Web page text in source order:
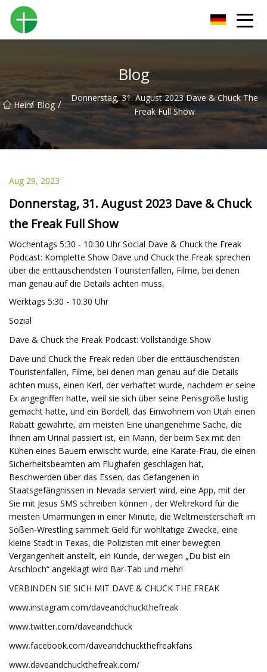
Blog
Heim
/ Blog /
Donnerstag, 31. August 2023 Dave & Chuck The
Freak Full Show
Aug 29, 2023
Donnerstag, 31. August 2023 Dave & Chuck
the Freak Full Show
Wochentags 5:30 - 10:30 Uhr Social Dave & Chuck the Freak
Podcast: Komplette Show Dave und Chuck the Freak sprechen
über die enttäuschendsten Touristenfallen, Filme, bei denen
man genau auf die Details achten muss,
Werktags 5:30 - 10:30 Uhr
Sozial
Dave & Chuck the Freak Podcast: Vollständige Show
Dave und Chuck the Freak reden über die enttäuschendsten
Touristenfallen, Filme, bei denen man genau auf die Details
achten muss, einen Kerl, der verhaftet wurde, nachdem er seine
Ex angegriffen hatte, weil sie sich über seine Penisgröße lustig
gemacht hatte, und ein Bordell, das Einwohnern von Utah einen
Rabatt gewährte, am meisten Eine unangenehme Sache, die
Ihnen am Urinal passiert ist, ein Mann, der beim Sex mit den
Kühen eines Bauern erwischt wurde, eine Karate-Frau, die einen
Sicherheitsbeamten am Flughafen geschlagen hat,
Beschwerden über das Essen, das Gefangenen in
Staatsgefängnissen in Nevada serviert wird, eine App, mit der
Sie mit Jesus SMS schreiben können , der Weltrekord für die
meisten Umarmungen in einer Minute, die Weltmeisterschaft im
Soßen-Wrestling sammelt Geld für wohltätige Zwecke, eine
kleine Stadt in Texas, die Polizisten mit einer bewegten
Vergangenheit anstellt, ein Kunde, der wegen „Du bist ein
Arschloch“ angeklagt wird Bar-Tab und mehr!
VERBINDEN SIE SICH MIT DAVE & CHUCK THE FREAK
www.instagram.com/daveandchuckthefreak
www.twitter.com/daveandchuck
www.facebook.com/daveandchuckthefreakfans
www.daveandchuckthefreak.com/